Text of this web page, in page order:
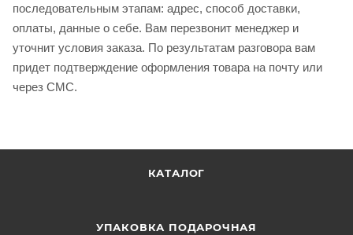
последовательным этапам: адрес, способ доставки,
оплаты, данные о себе. Вам перезвонит менеджер и
уточнит условия заказа. По результатам разговора вам
придет подтверждение оформления товара на почту или
через СМС.
КАТАЛОГ
УПАКОВКА ПОДАРОЧНАЯ